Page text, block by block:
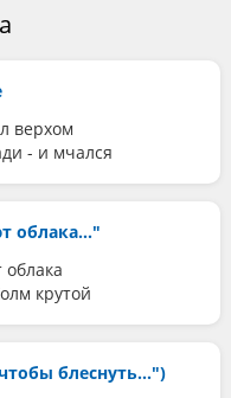
верхом
- и мчался
облака..."
облака
крутой
блеснуть...")